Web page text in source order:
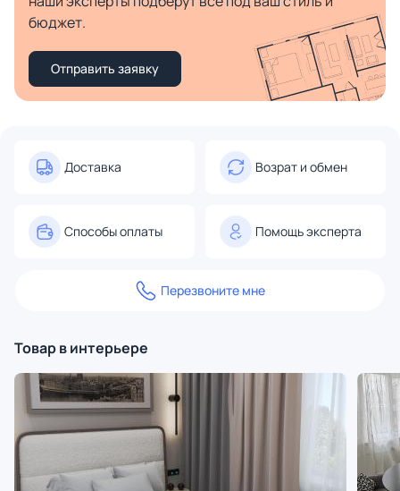
бюджет.
Отправить заявку
Доставка Возрат и обмен
Способы оплаты Помощь эксперта
Перезвоните мне
Товар в интерьере